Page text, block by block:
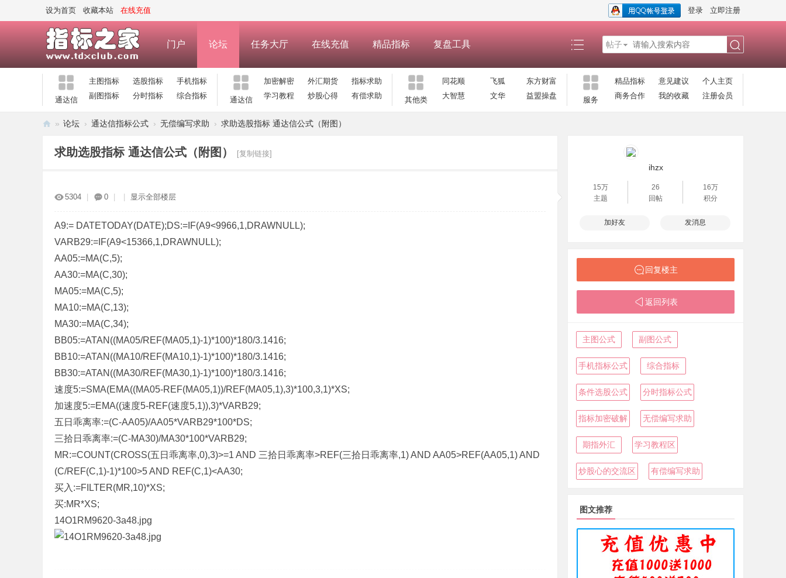
设为首页 收藏本站 在线充值 登录 立即注册
门户 论坛 任务大厅 在线充值 精品指标 复盘工具 帖子
通达信
主图指标 选股指标
手机指标
副图指标
分时指标 综合指标 通达信
加密解密 外汇期货
指标求助
学习教程
炒股心得 有偿求助 其他类
同花顺 飞狐
东方财富
大智慧
文华 益盟操盘 服务
精品指标 意见建议
个人主页
商务合作
我的收藏 注册会员
» 论坛 › 通达信指标公式 › 无偿编写求助 › 求助选股指标 通达信公式（附图）
求助选股指标 通达信公式（附图） [复制链接]
5304 0 显示全部楼层
A9:= DATETODAY(DATE);DS:=IF(A9<9966,1,DRAWNULL);
VARB29:=IF(A9<15366,1,DRAWNULL);
AA05:=MA(C,5);
AA30:=MA(C,30);
MA05:=MA(C,5);
MA10:=MA(C,13);
MA30:=MA(C,34);
BB05:=ATAN((MA05/REF(MA05,1)-1)*100)*180/3.1416;
BB10:=ATAN((MA10/REF(MA10,1)-1)*100)*180/3.1416;
BB30:=ATAN((MA30/REF(MA30,1)-1)*100)*180/3.1416;
速度5:=SMA(EMA((MA05-REF(MA05,1))/REF(MA05,1),3)*100,3,1)*XS;
加速度5:=EMA((速度5-REF(速度5,1)),3)*VARB29;
五日乖离率:=(C-AA05)/AA05*VARB29*100*DS;
三拾日乖离率:=(C-MA30)/MA30*100*VARB29;
MR:=COUNT(CROSS(五日乖离率,0),3)>=1 AND 三拾日乖离率>REF(三拾日乖离率,1) AND AA05>REF(AA05,1) AND
(C/REF(C,1)-1)*100>5 AND REF(C,1)<AA30;
买入:=FILTER(MR,10)*XS;
买:MR*XS;
14O1RM9620-3a48.jpg
ihzx
15万
主题
26
回帖
16万
积分
加好友 发消息
回复楼主
返回列表
主图公式 副图公式
手机指标公式 综合指标
条件选股公式 分时指标公式
指标加密破解 无偿编写求助
期指外汇 学习教程区
炒股心的交流区 有偿编写求助
图文推荐